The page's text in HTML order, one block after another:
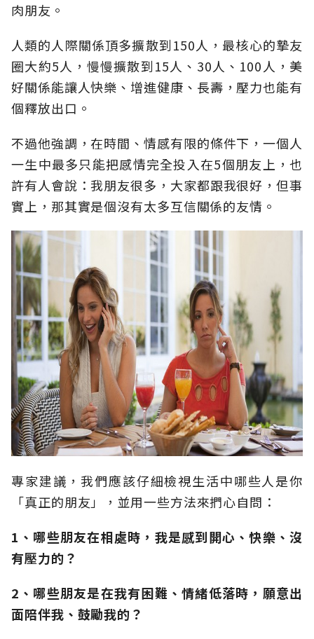
肉朋友。
人類的人際關係頂多擴散到150人，最核心的摯友
圈大約5人，慢慢擴散到15人、30人、100人，美
好關係能讓人快樂、增進健康、長壽，壓力也能有
個釋放出口。
不過他強調，在時間、情感有限的條件下，一個人
一生中最多只能把感情完全投入在5個朋友上，也
許有人會說：我朋友很多，大家都跟我很好，但事
實上，那其實是個沒有太多互信關係的友情。
專家建議，我們應該仔細檢視生活中哪些人是你
「真正的朋友」，並用一些方法來捫心自問：
1、哪些朋友在相處時，我是感到開心、快樂、沒
有壓力的？
2、哪些朋友是在我有困難、情緒低落時，願意出
面陪伴我、鼓勵我的？